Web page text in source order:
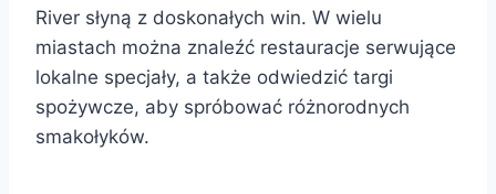
River słyną z doskonałych win. W wielu
miastach można znaleźć restauracje serwujące
lokalne specjały, a także odwiedzić targi
spożywcze, aby spróbować różnorodnych
smakołyków.